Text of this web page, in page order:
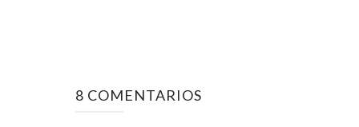
8 COMENTARIOS